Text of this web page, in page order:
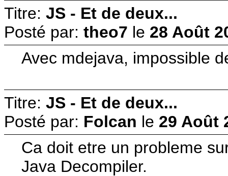
Titre: JS - Et de deux...
Posté par: theo7 le 28 Août
Avec mdejava, impossible
Titre: JS - Et de deux...
Posté par: Folcan le 29 Août
Ca doit etre un probleme
Java Decompiler.